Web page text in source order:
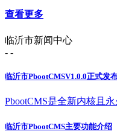
查看更多
临沂市新闻中心
- -
临沂市PbootCMSV1.0.0正式发
PbootCMS是全新内核且
临沂市PbootCMS主要功能介绍